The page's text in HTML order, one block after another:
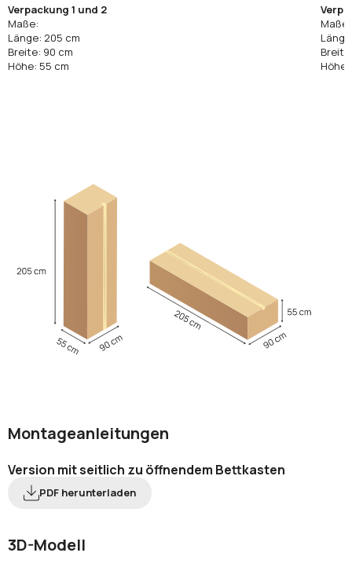
Verpackung 1 und 2
Maße:
Länge: 205 cm
Breite: 90 cm
Höhe: 55 cm
Maße:
Höhe:
Montageanleitungen
Version mit seitlich zu öffnendem Bettkasten
PDF herunterladen
3D-Modell